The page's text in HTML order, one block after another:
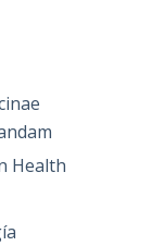
Health